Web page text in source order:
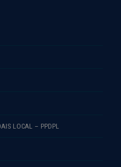
LOCAL – PPDPL